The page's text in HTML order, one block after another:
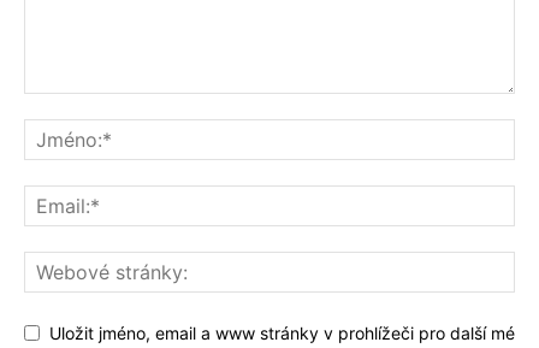
Uložit jméno, email a www stránky v prohlížeči pro další mé